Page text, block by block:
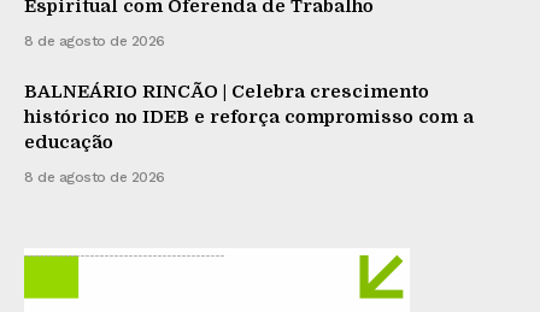
Espiritual com Oferenda de Trabalho
8 de agosto de 2026
BALNEÁRIO RINCÃO | Celebra crescimento
histórico no IDEB e reforça compromisso com a
educação
8 de agosto de 2026